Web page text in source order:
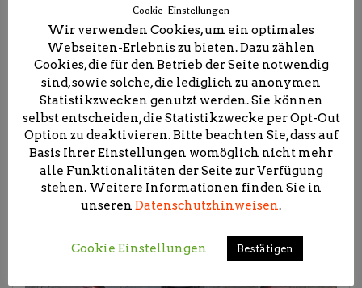
Cookie-Einstellungen
Wir verwenden Cookies, um ein optimales
Webseiten-Erlebnis zu bieten. Dazu zählen
Cookies, die für den Betrieb der Seite notwendig
sind, sowie solche, die lediglich zu anonymen
Statistikzwecken genutzt werden. Sie können
selbst entscheiden, die Statistikzwecke per Opt-Out
Option zu deaktivieren. Bitte beachten Sie, dass auf
Basis Ihrer Einstellungen womöglich nicht mehr
alle Funktionalitäten der Seite zur Verfügung
stehen. Weitere Informationen finden Sie in
unseren Datenschutzhinweisen.
Cookie Einstellungen Bestätigen